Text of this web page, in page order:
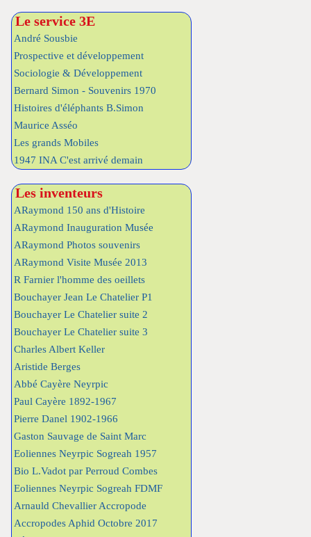
Le service 3E
André Sousbie
Prospective et développement
Sociologie & Développement
Bernard Simon - Souvenirs 1970
Histoires d'éléphants B.Simon
Maurice Asséo
Les grands Mobiles
1947 INA C'est arrivé demain
Les inventeurs
ARaymond 150 ans d'Histoire
ARaymond Inauguration Musée
ARaymond Photos souvenirs
ARaymond Visite Musée 2013
R Farnier l'homme des oeillets
Bouchayer Jean Le Chatelier P1
Bouchayer Le Chatelier suite 2
Bouchayer Le Chatelier suite 3
Charles Albert Keller
Aristide Berges
Abbé Cayère Neyrpic
Paul Cayère 1892-1967
Pierre Danel 1902-1966
Gaston Sauvage de Saint Marc
Eoliennes Neyrpic Sogreah 1957
Bio L.Vadot par Perroud Combes
Eoliennes Neyrpic Sogreah FDMF
Arnauld Chevallier Accropode
Accropodes Aphid Octobre 2017